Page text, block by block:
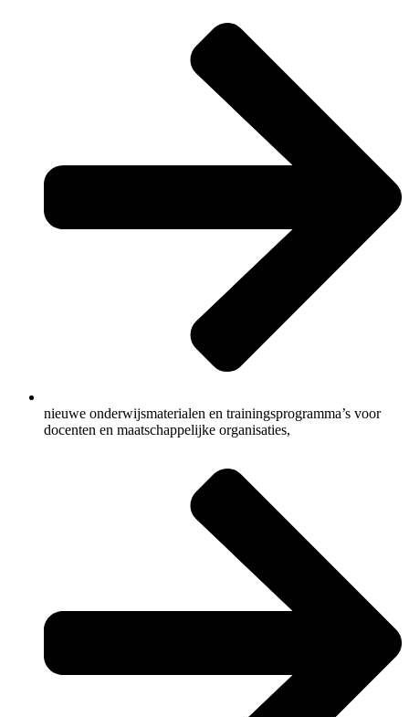
nieuwe onderwijsmaterialen en trainingsprogramma’s voor
docenten en maatschappelijke organisaties,